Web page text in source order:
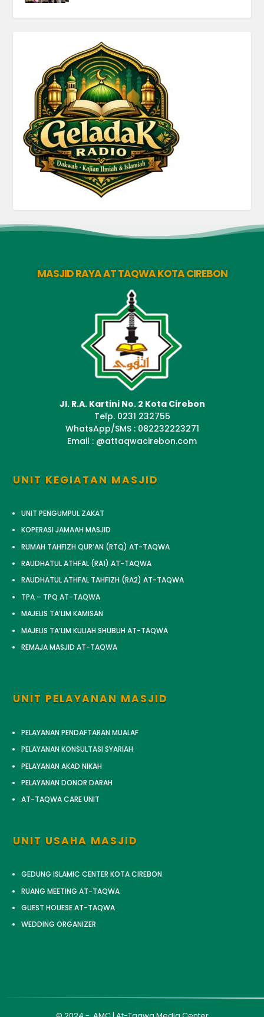
MASJID RAYA AT TAQWA KOTA CIREBON
Jl. R.A. Kartini No. 2 Kota Cirebon
Telp. 0231 232755
WhatsApp/SMS : 082232223271
Email : @attaqwacirebon.com
UNIT KEGIATAN MASJID
UNIT PENGUMPUL ZAKAT
KOPERASI JAMAAH MASJID
RUMAH TAHFIZH QUR’AN (RTQ) AT-TAQWA
RAUDHATUL ATHFAL (RA1) AT-TAQWA
RAUDHATUL ATHFAL TAHFIZH (RA2) AT-TAQWA
TPA – TPQ AT-TAQWA
MAJELIS TA’LIM KAMISAN
MAJELIS TA’LIM KULIAH SHUBUH AT-TAQWA
REMAJA MASJID AT-TAQWA
UNIT PELAYANAN MASJID
PELAYANAN PENDAFTARAN MUALAF
PELAYANAN KONSULTASI SYARIAH
PELAYANAN AKAD NIKAH
PELAYANAN DONOR DARAH
AT-TAQWA CARE UNIT
UNIT USAHA MASJID
GEDUNG ISLAMIC CENTER KOTA CIREBON
RUANG MEETING AT-TAQWA
GUEST HOUESE AT-TAQWA
WEDDING ORGANIZER